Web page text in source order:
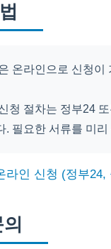
온라인으로 신청이
청 절차는 정부24
. 필요한 서류를 미
라인 신청 (정부